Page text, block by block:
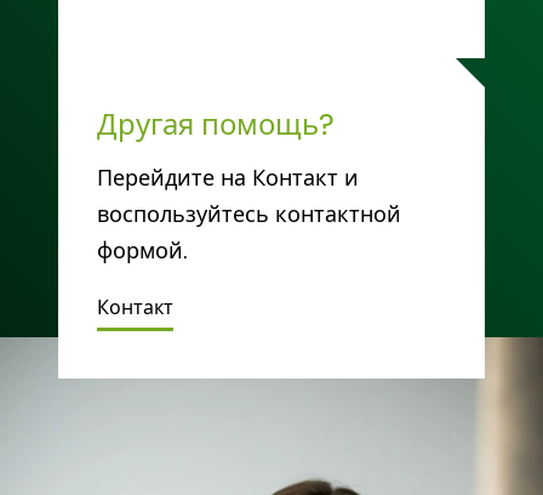
Другая помощь?
Перейдите на Контакт и
воспользуйтесь контактной
формой.
Контакт